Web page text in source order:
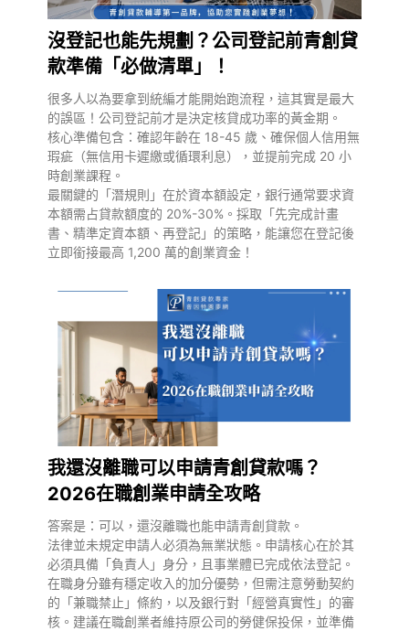
沒登記也能先規劃？公司登記前青創貸
款準備「必做清單」！
很多人以為要拿到統編才能開始跑流程，這其實是最大
的誤區！公司登記前才是決定核貸成功率的黃金期。
核心準備包含：確認年齡在 18-45 歲、確保個人信用無
瑕疵（無信用卡遲繳或循環利息），並提前完成 20 小
時創業課程。
最關鍵的「潛規則」在於資本額設定，銀行通常要求資
本額需占貸款額度的 20%-30%。採取「先完成計畫
書、精準定資本額、再登記」的策略，能讓您在登記後
立即銜接最高 1,200 萬的創業資金！
我還沒離職可以申請青創貸款嗎？
2026在職創業申請全攻略
答案是：可以，還沒離職也能申請青創貸款。
法律並未規定申請人必須為無業狀態。申請核心在於其
必須具備「負責人」身分，且事業體已完成依法登記。
在職身分雖有穩定收入的加分優勢，但需注意勞動契約
的「兼職禁止」條約，以及銀行對「經營真實性」的審
核。建議在職創業者維持原公司的勞健保投保，並準備